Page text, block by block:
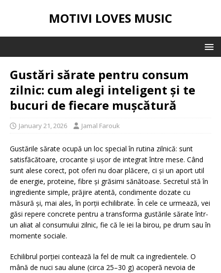
MOTIVI LOVES MUSIC
Gustări sărate pentru consum
zilnic: cum alegi inteligent și te
bucuri de fiecare mușcătură
January 21, 2026 Jamal Farouk
Gustările sărate ocupă un loc special în rutina zilnică: sunt
satisfăcătoare, crocante și ușor de integrat între mese. Când
sunt alese corect, pot oferi nu doar plăcere, ci și un aport util
de energie, proteine, fibre și grăsimi sănătoase. Secretul stă în
ingrediente simple, prăjire atentă, condimente dozate cu
măsură și, mai ales, în porții echilibrate. În cele ce urmează, vei
găsi repere concrete pentru a transforma gustările sărate într-
un aliat al consumului zilnic, fie că le iei la birou, pe drum sau în
momente sociale.
Echilibrul porției contează la fel de mult ca ingredientele. O
mână de nuci sau alune (circa 25–30 g) acoperă nevoia de